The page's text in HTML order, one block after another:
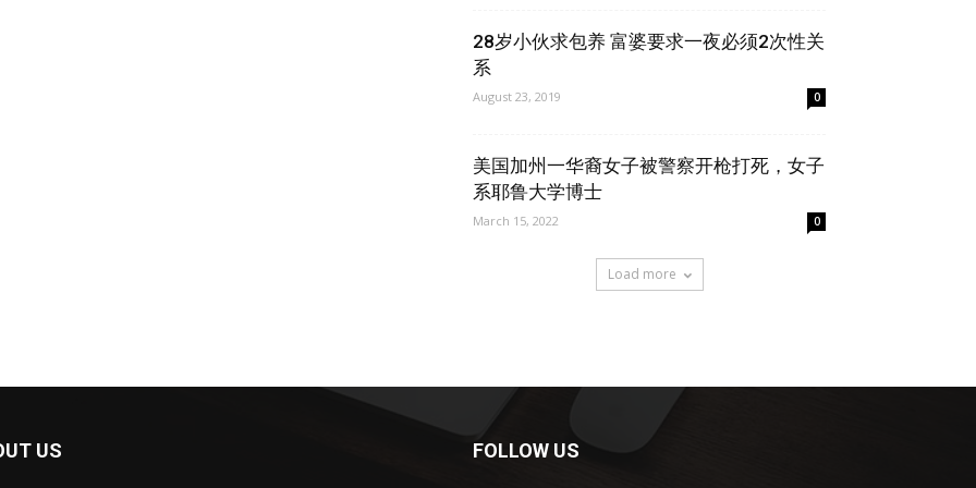
28岁小伙求包养 富婆要求一夜必须2次性关
系
August 23, 2019 0
美国加州一华裔女子被警察开枪打死，女子
系耶鲁大学博士
March 15, 2022 0
Load more
US FOLLOW US